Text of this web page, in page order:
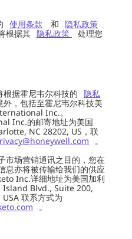
使用条款 和 隐私政策
根据其 隐私政策
处理您
据霍尼韦尔科技的 隐私
外，包括至霍尼韦尔科技美
Inc.。
Inc.的邮寄地址为美国
NC 28202, US，联
。
市场营销通讯之目的，您在
息亦将被传输给我们的供应
Inc.详细地址为美国加利
Blvd., Suite 200,
联系方式为
。